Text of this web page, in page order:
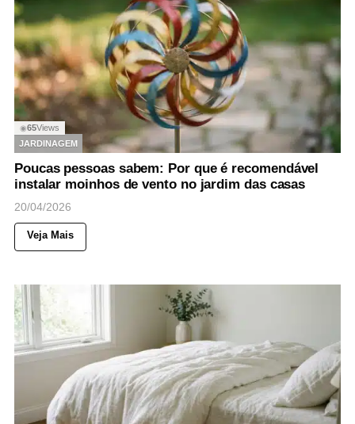
◉65Views
JARDINAGEM
Poucas pessoas sabem: Por que é recomendável
instalar moinhos de vento no jardim das casas
20/04/2026
Veja Mais